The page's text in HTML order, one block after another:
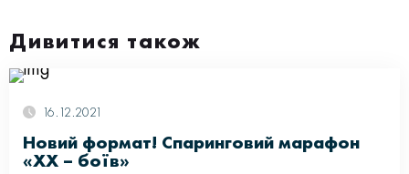
Дивитися також
16.12.2021
Новий формат! Спаринговий марафон
«XX – боїв»